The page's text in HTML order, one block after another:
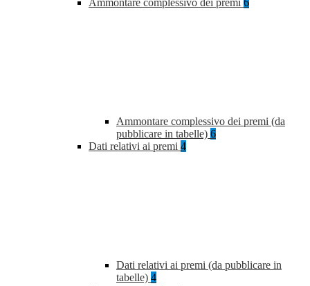
Ammontare complessivo dei premi 6
Ammontare complessivo dei premi (da
pubblicare in tabelle) 6
Dati relativi ai premi 4
Dati relativi ai premi (da pubblicare in
tabelle) 4